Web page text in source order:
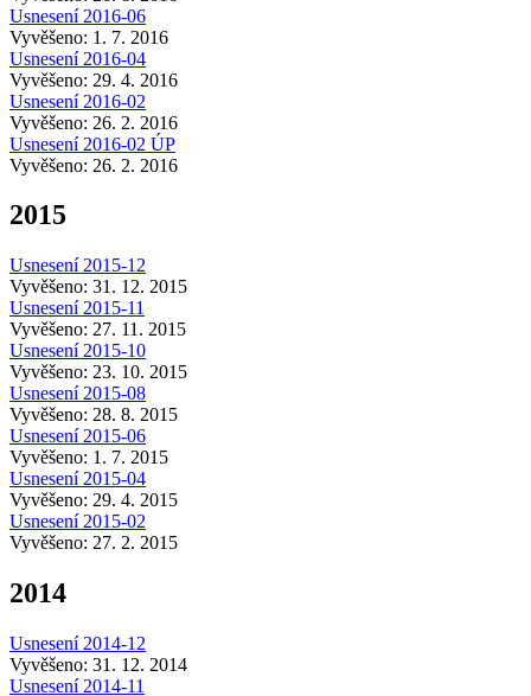
Usnesení 2016-06
Vyvěšeno: 1. 7. 2016
Usnesení 2016-04
Vyvěšeno: 29. 4. 2016
Usnesení 2016-02
Vyvěšeno: 26. 2. 2016
Usnesení 2016-02 ÚP
Vyvěšeno: 26. 2. 2016
2015
Usnesení 2015-12
Vyvěšeno: 31. 12. 2015
Usnesení 2015-11
Vyvěšeno: 27. 11. 2015
Usnesení 2015-10
Vyvěšeno: 23. 10. 2015
Usnesení 2015-08
Vyvěšeno: 28. 8. 2015
Usnesení 2015-06
Vyvěšeno: 1. 7. 2015
Usnesení 2015-04
Vyvěšeno: 29. 4. 2015
Usnesení 2015-02
Vyvěšeno: 27. 2. 2015
2014
Usnesení 2014-12
Vyvěšeno: 31. 12. 2014
Usnesení 2014-11